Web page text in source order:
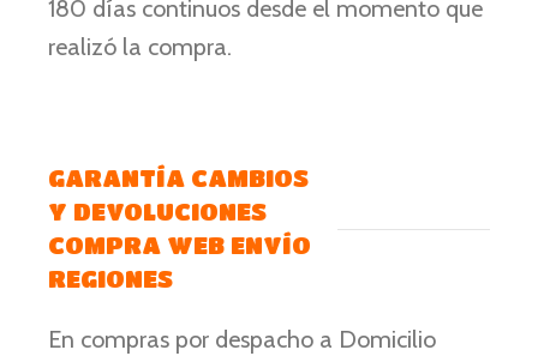
180 días continuos desde el momento que
realizó la compra.
GARANTÍA CAMBIOS
Y DEVOLUCIONES
COMPRA WEB ENVÍO
REGIONES
En compras por despacho a Domicilio